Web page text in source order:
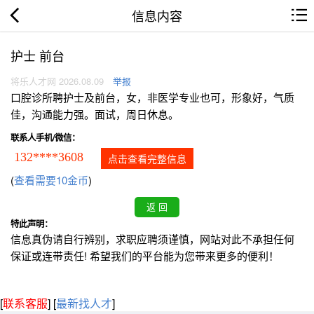
信息内容
护士 前台
将乐人才网 2026.08.09 举报
口腔诊所聘护士及前台，女，非医学专业也可，形象好，气质
佳，沟通能力强。面试，周日休息。
联系人手机/微信：
132****3608 点击查看完整信息
(查看需要10金币)
特此声明：
信息真伪请自行辨别，求职应聘须谨慎，网站对此不承担任何
保证或连带责任! 希望我们的平台能为您带来更多的便利！
[联系客服] [最新找人才]